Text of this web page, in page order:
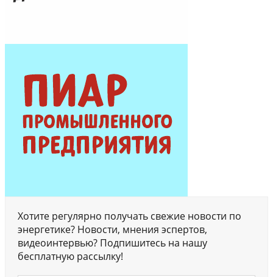
Хотите регулярно получать свежие новости по
энергетике? Новости, мнения эспертов,
видеоинтервью? Подпишитесь на нашу
бесплатную рассылку!